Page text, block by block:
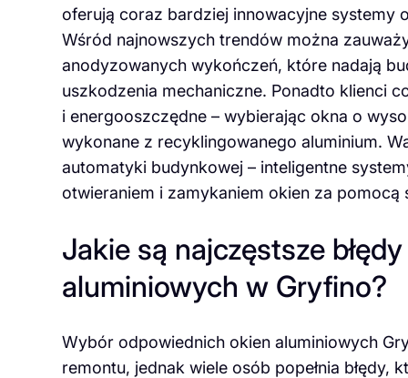
oferują coraz bardziej innowacyjne systemy
Wśród najnowszych trendów można
anodyzowanych wykończeń, które nadają
uszkodzenia mechaniczne. Ponadto klienci
i energooszczędne – wybierając okna o
wykonane z recyklingowanego aluminium.
automatyki budynkowej – inteligentne
otwieraniem i zamykaniem okien za
Jakie są najczęstsze
aluminiowych w Gryfino?
Wybór odpowiednich okien aluminiowych
remontu, jednak wiele osób popełnia